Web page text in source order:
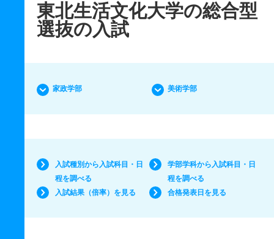
東北生活文化大学の総合型
選抜の入試
家政学部 美術学部
入試種別から入試科目・日
程を調べる
学部学科から入試科目・日
程を調べる
入試結果（倍率）を見る
合格発表日を見る